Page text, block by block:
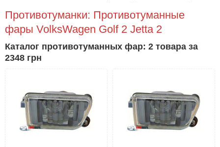
Противотуманки: Противотуманные
фары VolksWagen Golf 2 Jetta 2
Каталог противотуманных фар: 2 товара за
2348 грн